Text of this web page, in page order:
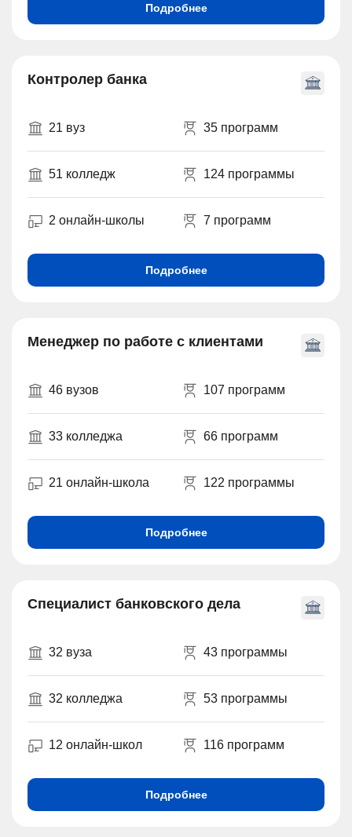
Подробнее
Контролер банка
21 вуз 35 программ
51 колледж 124 программы
2 онлайн-школы 7 программ
Подробнее
Менеджер по работе с клиентами
46 вузов 107 программ
33 колледжа 66 программ
21 онлайн-школа 122 программы
Подробнее
Специалист банковского дела
32 вуза 43 программы
32 колледжа 53 программы
12 онлайн-школ 116 программ
Подробнее